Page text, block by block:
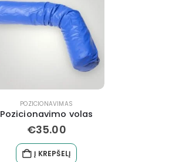
POZICIONAVIMAS
Pozicionavimo volas
€35.00
Į KREPŠELĮ